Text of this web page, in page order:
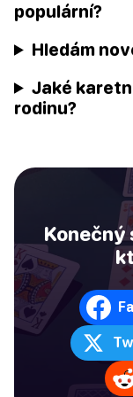
populární?
Hledám
Jaké
rodinu?
Konečný